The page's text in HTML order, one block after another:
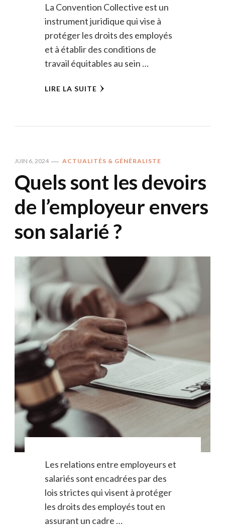
La Convention Collective est un
instrument juridique qui vise à
protéger les droits des employés
et à établir des conditions de
travail équitables au sein …
LIRE LA SUITE
JUIN 6, 2024 ACTUALITÉS & GÉNÉRALISTE
Quels sont les devoirs
de l’employeur envers
son salarié ?
Les relations entre employeurs et
salariés sont encadrées par des
lois strictes qui visent à protéger
les droits des employés tout en
assurant un cadre …